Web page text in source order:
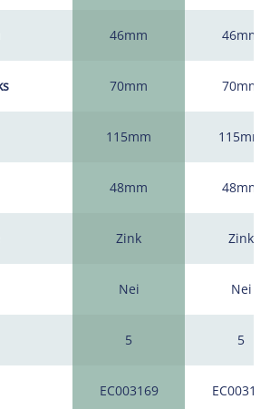
46mm
70mm
115mm
48mm
Zink
Nei
5
EC003169
46mm
70mm
115mm
48mm
Zink
Nei
5
EC003169